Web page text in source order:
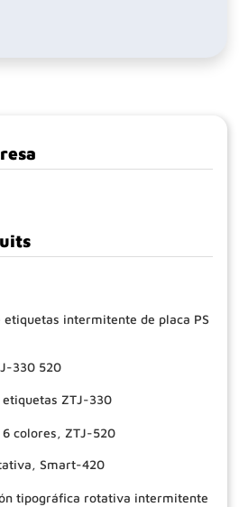
intermitente de placa PS
330 520
ZTJ-330
colores, ZTJ-520
Smart-420
tipográfica rotativa intermitente